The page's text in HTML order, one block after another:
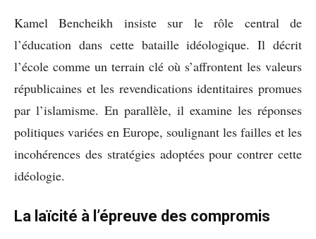
Kamel Bencheikh insiste sur le rôle central de
l’éducation dans cette bataille idéologique. Il décrit
l’école comme un terrain clé où s’affrontent les valeurs
républicaines et les revendications identitaires promues
par l’islamisme. En parallèle, il examine les réponses
politiques variées en Europe, soulignant les failles et les
incohérences des stratégies adoptées pour contrer cette
idéologie.
La laïcité à l’épreuve des compromis